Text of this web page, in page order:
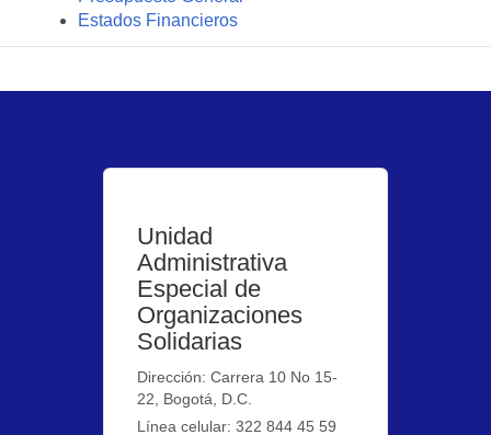
Estados Financieros
Unidad
Administrativa
Especial de
Organizaciones
Solidarias
Dirección: Carrera 10 No 15-
22, Bogotá, D.C.
Línea celular: 322 844 45 59